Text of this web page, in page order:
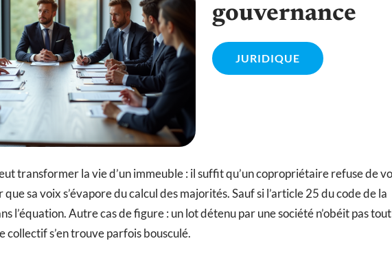
gouvernance
JURIDIQUE
transformer la vie d’un immeuble : il suffit qu’un copropriétaire refuse de
sa voix s’évapore du calcul des majorités. Sauf si l’article 25 du code de la
l’équation. Autre cas de figure : un lot détenu par une société n’obéit pas
collectif s’en trouve parfois bousculé.